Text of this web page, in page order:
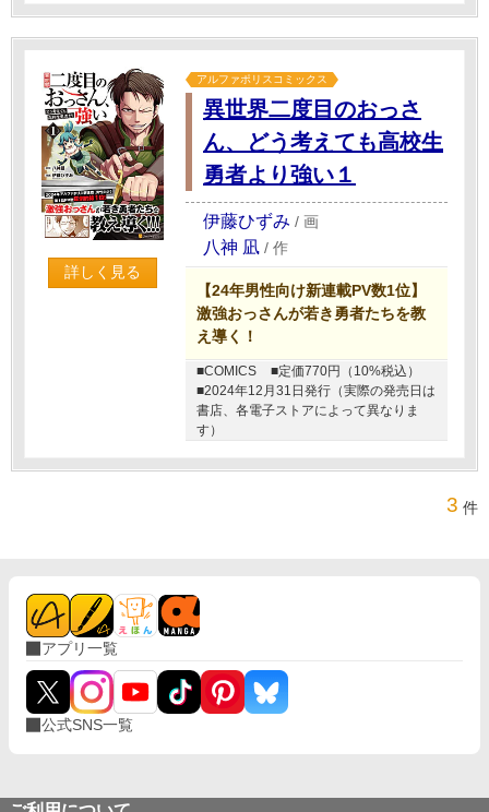
詳しく見る
アルファポリスコミックス
異世界二度目のおっさ
ん、どう考えても高校生
勇者より強い１
伊藤ひずみ / 画
八神 凪 / 作
【24年男性向け新連載PV数1位】
激強おっさんが若き勇者たちを教
え導く！
■COMICS
■定価770円（10%税込）
■2024年12月31日発行（実際の発売日は
書店、各電子ストアによって異なりま
す）
3 件
アプリ一覧
公式SNS一覧